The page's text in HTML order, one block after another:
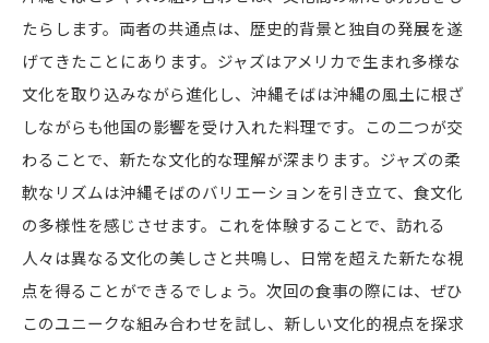
たらします。両者の共通点は、歴史的背景と独自の発展を遂
げてきたことにあります。ジャズはアメリカで生まれ多様な
文化を取り込みながら進化し、沖縄そばは沖縄の風土に根ざ
しながらも他国の影響を受け入れた料理です。この二つが交
わることで、新たな文化的な理解が深まります。ジャズの柔
軟なリズムは沖縄そばのバリエーションを引き立て、食文化
の多様性を感じさせます。これを体験することで、訪れる
人々は異なる文化の美しさと共鳴し、日常を超えた新たな視
点を得ることができるでしょう。次回の食事の際には、ぜひ
このユニークな組み合わせを試し、新しい文化的視点を探求